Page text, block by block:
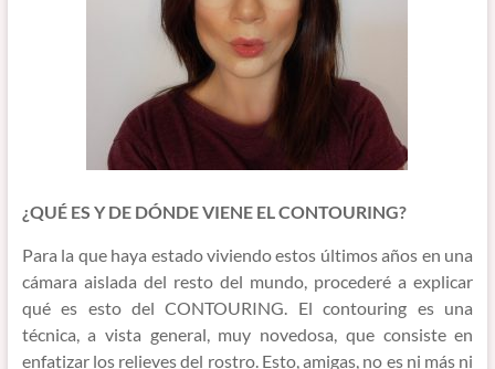
¿QUÉ ES Y DE DÓNDE VIENE EL CONTOURING?
Para la que haya estado viviendo estos últimos años en una
cámara aislada del resto del mundo, procederé a explicar
qué es esto del CONTOURING. El contouring es una
técnica, a vista general, muy novedosa, que consiste en
enfatizar los relieves del rostro. Esto, amigas, no es ni más ni